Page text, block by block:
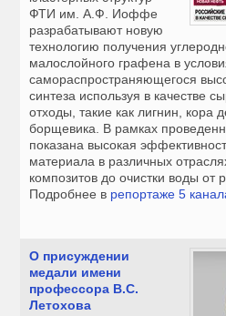
ФТИ им. А.Ф. Иоффе
разрабатывают новую
технологию получения
малослойного графена в
самораспространяющегося
синтеза используя в качестве
отходы, такие как лигнин, кора
борщевика. В рамках
показана высокая
материала в различных
композитов до очистки воды от
Подробнее в репортаже 5
О присуждении
медали имени
профессора В.С.
Летохова